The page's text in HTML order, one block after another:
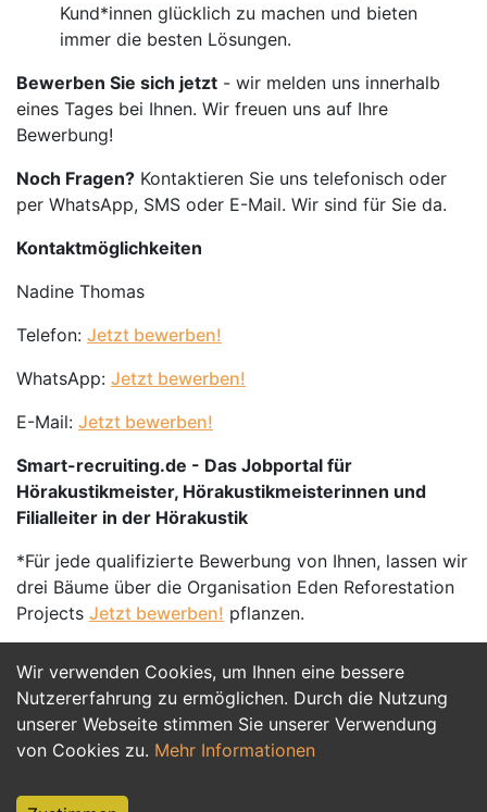
Wir verwenden Cookies, um Ihnen eine bessere
Nutzererfahrung zu ermöglichen. Durch die Nutzung
unserer Webseite stimmen Sie unserer Verwendung
von Cookies zu. Mehr Informationen
Kund*innen glücklich zu machen und bieten
immer die besten Lösungen.
Bewerben Sie sich jetzt - wir melden uns innerhalb
eines Tages bei Ihnen. Wir freuen uns auf Ihre
Bewerbung!
Noch Fragen? Kontaktieren Sie uns telefonisch oder
per WhatsApp, SMS oder E-Mail. Wir sind für Sie da.
Kontaktmöglichkeiten
Nadine Thomas
Telefon: Jetzt bewerben!
WhatsApp: Jetzt bewerben!
E-Mail: Jetzt bewerben!
Smart-recruiting.de - Das Jobportal für
Hörakustikmeister, Hörakustikmeisterinnen und
Filialleiter in der Hörakustik
*Für jede qualifizierte Bewerbung von Ihnen, lassen wir
drei Bäume über die Organisation Eden Reforestation
Projects Jetzt bewerben! pflanzen.
Jetzt Bewerben